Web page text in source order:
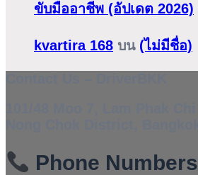
ขับมืออาชีพ (อัปเดต 2026)
kvartira 168 บน (ไม่มีชื่อ)
Phone Numbers